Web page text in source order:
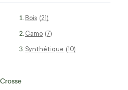
Bois 21
articles
Camo 7
articles
Synthétique 10
articles
Crosse